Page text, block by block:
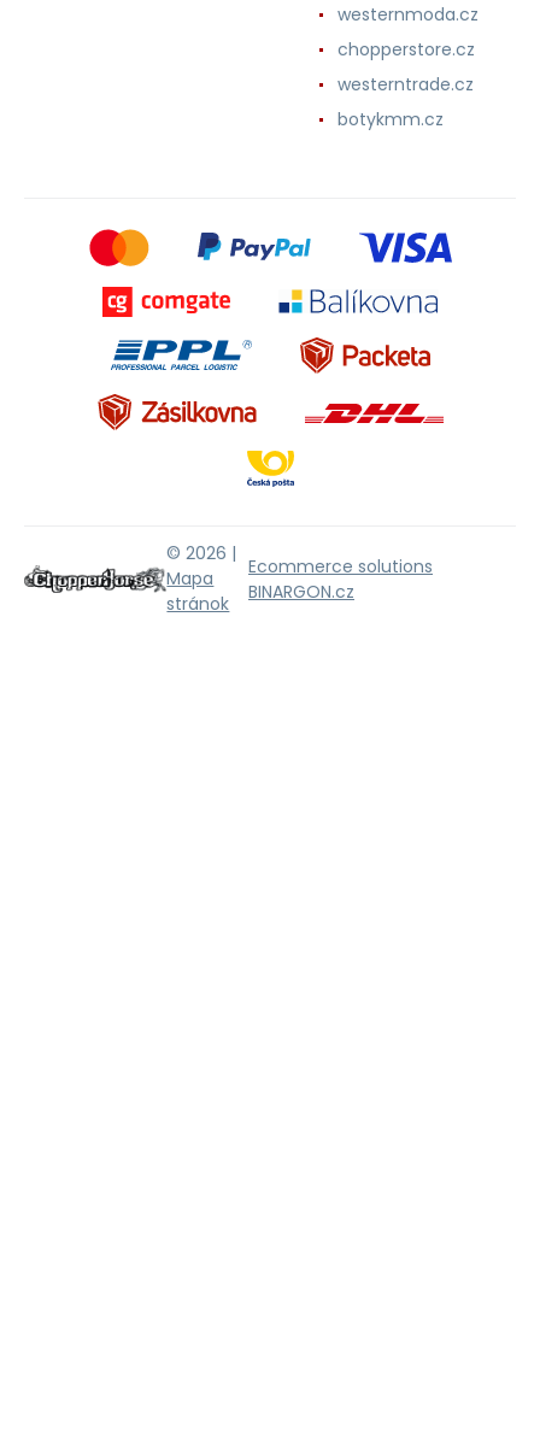
westernmoda.cz
chopperstore.cz
westerntrade.cz
botykmm.cz
© 2026 |
Mapa
stránok
Ecommerce solutions
BINARGON.cz